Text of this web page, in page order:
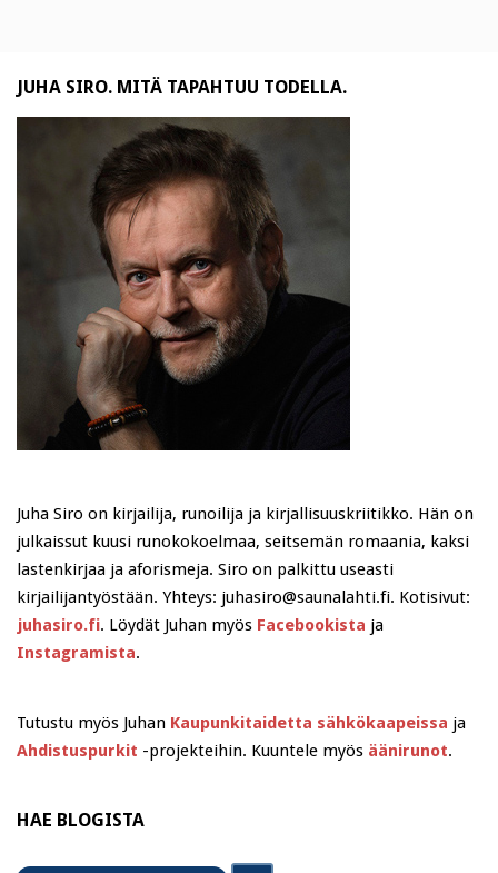
JUHA SIRO. MITÄ TAPAHTUU TODELLA.
Juha Siro on kirjailija, runoilija ja kirjallisuuskriitikko. Hän on
julkaissut kuusi runokokoelmaa, seitsemän romaania, kaksi
lastenkirjaa ja aforismeja. Siro on palkittu useasti
kirjailijantyöstään. Yhteys: juhasiro@saunalahti.fi. Kotisivut:
juhasiro.fi. Löydät Juhan myös Facebookista ja
Instagramista.
Tutustu myös Juhan Kaupunkitaidetta sähkökaapeissa ja
Ahdistuspurkit -projekteihin. Kuuntele myös äänirunot.
HAE BLOGISTA
Search